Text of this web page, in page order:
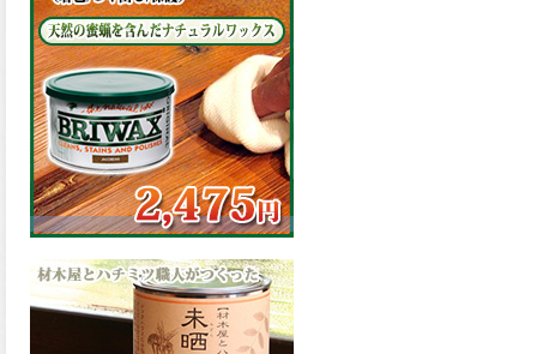
染性を発揮、エスケープレミ
アム無機ルーフが新しく販売
開始致しました。ご購入はこ
ちらから。
2026.03.09
ハケ塗りでの伸びが良く作業
性と仕上がりに優れた合成樹
脂調合ペイント、SDホルスF4
が新しく販売開始致しまし
た。ご購入はこちらから。
2026.03.06
ファインウレタンの使いやす
さで、低汚染形。塗料用シン
ナーで希釈できる、使いやす